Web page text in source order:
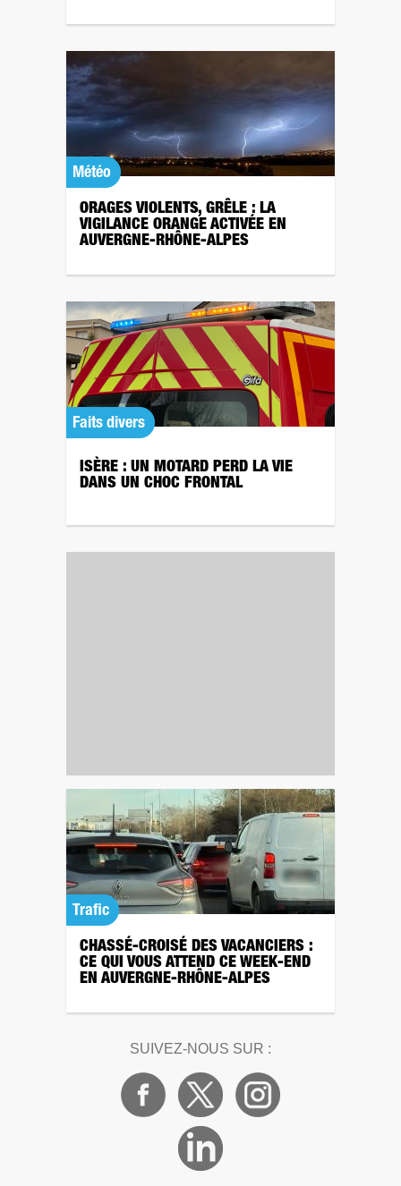
Météo
ORAGES VIOLENTS, GRÊLE : LA
VIGILANCE ORANGE ACTIVÉE EN
AUVERGNE-RHÔNE-ALPES
Faits divers
ISÈRE : UN MOTARD PERD LA VIE
DANS UN CHOC FRONTAL
Trafic
CHASSÉ-CROISÉ DES VACANCIERS :
CE QUI VOUS ATTEND CE WEEK-END
EN AUVERGNE-RHÔNE-ALPES
SUIVEZ-NOUS SUR :